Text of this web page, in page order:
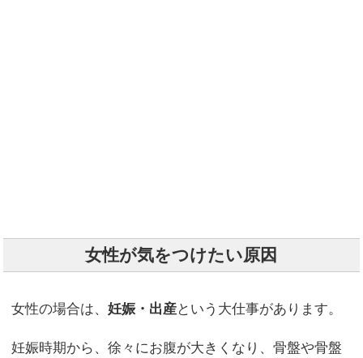
女性が気をつけたい原因
女性の場合は、妊娠・出産という大仕事があります。
妊娠時期から、徐々にお腹が大きくなり、骨盤や骨盤